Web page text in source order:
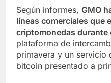
Según informes, GMO
líneas comerciales que
criptomonedas durante
plataforma de
primavera y un servicio
bitcoin presentado a